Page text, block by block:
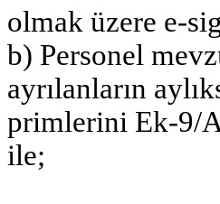
olmak üzere e-
b) Personel
ayrılanların
primlerini Ek-9/
ile;